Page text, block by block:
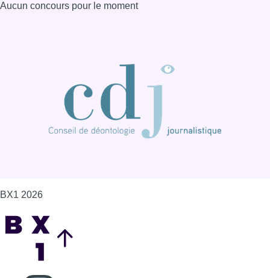
Aucun concours pour le moment
BX1 2026